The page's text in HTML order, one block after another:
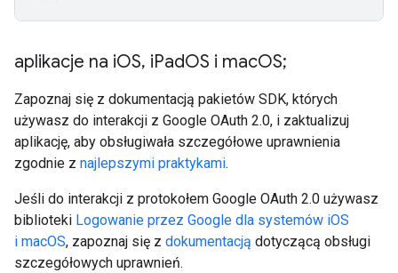
aplikacje na iOS, iPadOS i macOS;
Zapoznaj się z dokumentacją pakietów SDK, których
używasz do interakcji z Google OAuth 2.0, i zaktualizuj
aplikację, aby obsługiwała szczegółowe uprawnienia
zgodnie z najlepszymi praktykami.
Jeśli do interakcji z protokołem Google OAuth 2.0 używasz
biblioteki Logowanie przez Google dla systemów iOS
i macOS, zapoznaj się z dokumentacją dotyczącą obsługi
szczegółowych uprawnień.